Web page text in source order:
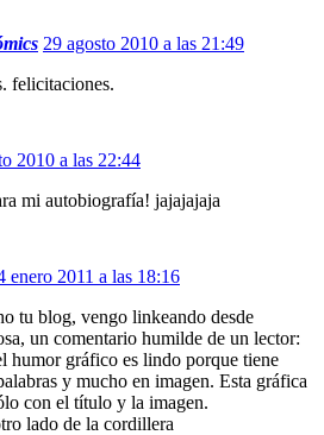
29 agosto 2010 a las 21:49
felicitaciones.
2010 a las 22:44
mi autobiografía! jajajajaja
enero 2011 a las 18:16
tu blog, vengo linkeando desde
un comentario humilde de un lector:
humor gráfico es lindo porque tiene
y mucho en imagen. Esta gráfica
con el título y la imagen.
lado de la cordillera